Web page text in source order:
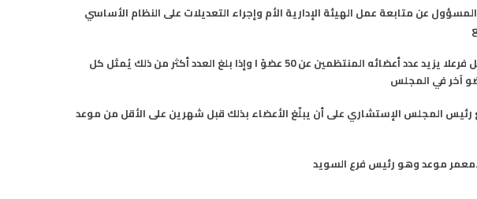
عن متابعة عمل الهيئة الإدارية الأم وإجراء التعديلات على النظام الأساسي
يتكون المجلس الاستشاري من مجموع مندوبي الفروع المعتمدة في القارة الأوروبية، بواقع عضوين عن كل فرعلا يزيد عدد أعضائه المنتظمين عن 50 عضوً ا وإذا بلغ العدد أكثر من ذلك يُمثل كل
رئيس المجلس الإستشاري على أن يبلّغ الأعضاء بذلك قبل شهرين على الأقل من موعد